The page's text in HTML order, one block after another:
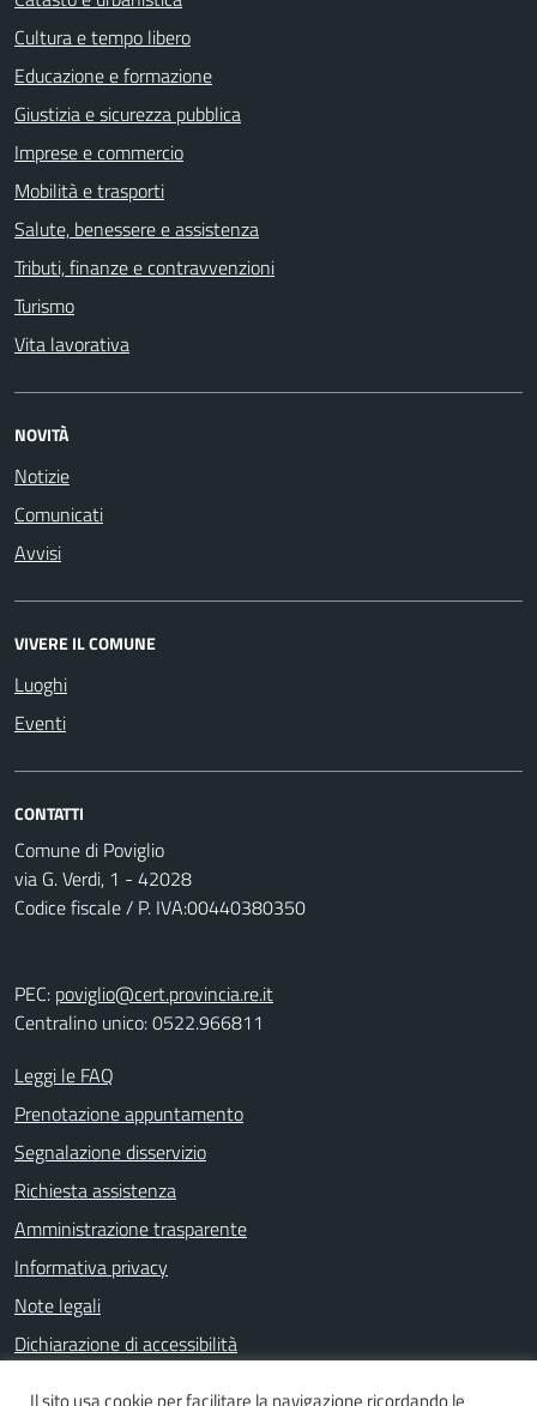
Cultura e tempo libero
Educazione e formazione
Giustizia e sicurezza pubblica
Imprese e commercio
Mobilità e trasporti
Salute, benessere e assistenza
Tributi, finanze e contravvenzioni
Turismo
Vita lavorativa
NOVITÀ
Notizie
Comunicati
Avvisi
VIVERE IL COMUNE
Luoghi
Eventi
CONTATTI
Comune di Poviglio
via G. Verdi, 1 - 42028
Codice fiscale / P. IVA:00440380350
PEC: poviglio@cert.provincia.re.it
Centralino unico: 0522.966811
Leggi le FAQ
Prenotazione appuntamento
Segnalazione disservizio
Richiesta assistenza
Amministrazione trasparente
Informativa privacy
Note legali
Dichiarazione di accessibilità